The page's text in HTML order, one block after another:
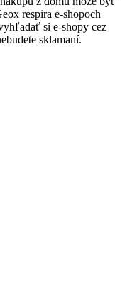
respira e-shopoch
si e-shopy cez
sklamaní.